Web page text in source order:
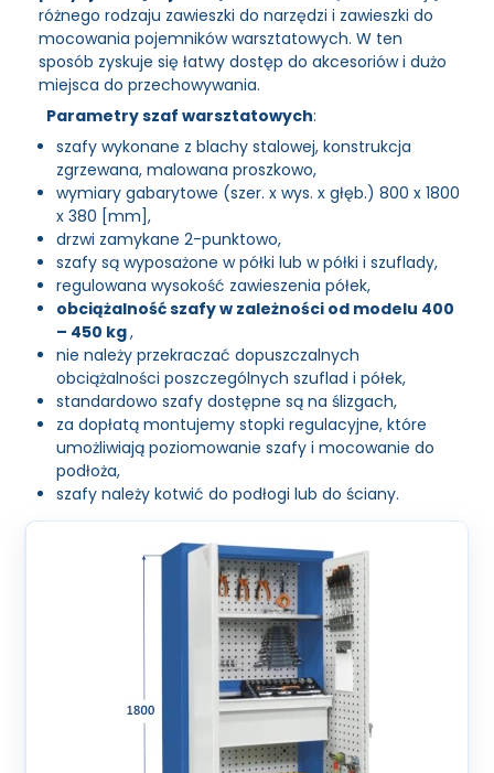
różnego rodzaju zawieszki do narzędzi i zawieszki do
mocowania pojemników warsztatowych. W ten
sposób zyskuje się łatwy dostęp do akcesoriów i dużo
miejsca do przechowywania.
Parametry szaf warsztatowych:
szafy wykonane z blachy stalowej, konstrukcja
zgrzewana, malowana proszkowo,
wymiary gabarytowe (szer. x wys. x głęb.) 800 x 1800
x 380 [mm],
drzwi zamykane 2-punktowo,
szafy są wyposażone w półki lub w półki i szuflady,
regulowana wysokość zawieszenia półek,
obciążalność szafy w zależności od modelu 400
– 450 kg,
nie należy przekraczać dopuszczalnych
obciążalności poszczególnych szuflad i półek,
standardowo szafy dostępne są na ślizgach,
za dopłatą montujemy stopki regulacyjne, które
umożliwiają poziomowanie szafy i mocowanie do
podłoża,
szafy należy kotwić do podłogi lub do ściany.